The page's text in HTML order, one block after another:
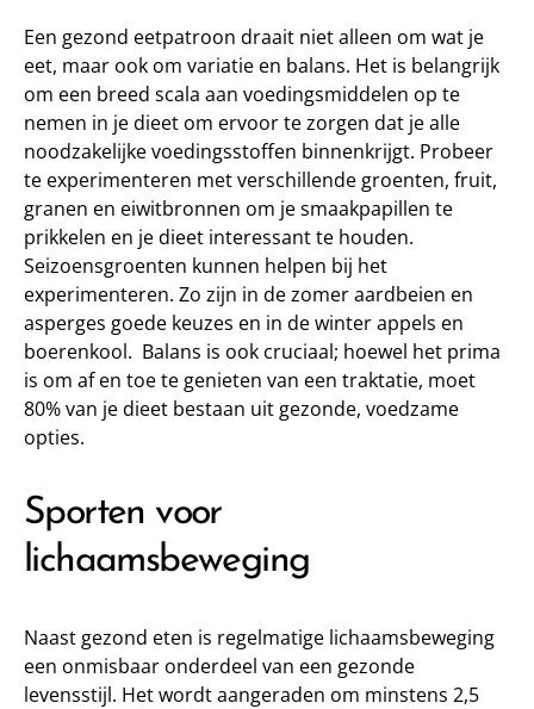
Een gezond eetpatroon draait niet alleen om wat je
eet, maar ook om variatie en balans. Het is belangrijk
om een breed scala aan voedingsmiddelen op te
nemen in je dieet om ervoor te zorgen dat je alle
noodzakelijke voedingsstoffen binnenkrijgt. Probeer
te experimenteren met verschillende groenten, fruit,
granen en eiwitbronnen om je smaakpapillen te
prikkelen en je dieet interessant te houden.
Seizoensgroenten kunnen helpen bij het
experimenteren. Zo zijn in de zomer aardbeien en
asperges goede keuzes en in de winter appels en
boerenkool. Balans is ook cruciaal; hoewel het prima
is om af en toe te genieten van een traktatie, moet
80% van je dieet bestaan uit gezonde, voedzame
opties.
Sporten voor
lichaamsbeweging
Naast gezond eten is regelmatige lichaamsbeweging
een onmisbaar onderdeel van een gezonde
levensstijl. Het wordt aangeraden om minstens 2,5